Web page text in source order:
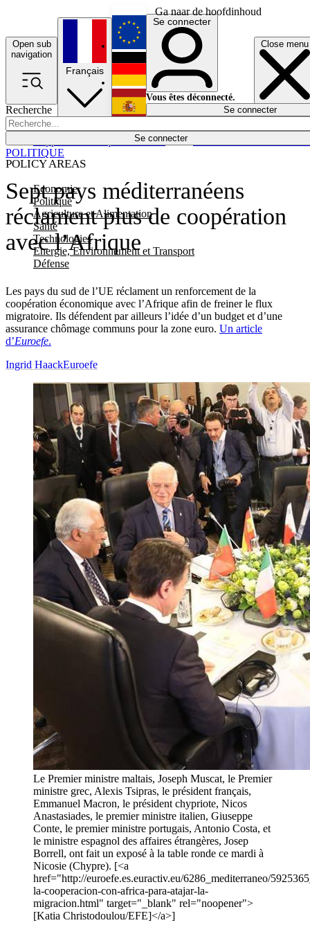
Ga naar de hoofdinhoud
Open sub
navigation
Close menu
Recherche
Se connecter
POLICY AREAS
Economie
Politique
Agriculture et Alimentation
Santé
Technologies
Energie, Environnement et Transport
Défense
Économie
Français
English
Deutsch
Español
Se connecter
Vous êtes déconnecté.
Se connecter
Sept pays méditerranéens
réclament plus de coopération
avec l’Afrique
Les pays du sud de l’UE réclament un renforcement de la
coopération économique avec l’Afrique afin de freiner le flux
migratoire. Ils défendent par ailleurs l’idée d’un budget et d’une
assurance chômage communs pour la zone euro. Un article
d’Euroefe.
POLITIQUE
Ingrid HaackEuroefe
Le Premier ministre maltais, Joseph Muscat, le Premier
ministre grec, Alexis Tsipras, le président français,
Emmanuel Macron, le président chypriote, Nicos
Anastasiades, le premier ministre italien, Giuseppe
Conte, le premier ministre portugais, Antonio Costa, et
le ministre espagnol des affaires étrangères, Josep
Borrell, ont fait un exposé à la table ronde ce mardi à
Nicosie (Chypre). [<a
href="http://euroefe.es.euractiv.eu/6286_mediterraneo/
la-cooperacion-con-africa-para-atajar-la-
migracion.html" target="_blank" rel="noopener">
[Katia Christodoulou/EFE]</a>]